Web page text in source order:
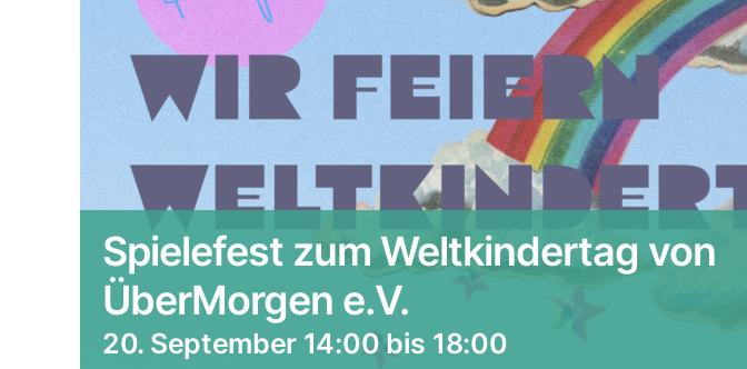
Spielefest zum Weltkindertag von
ÜberMorgen e.V.
20. September 14:00bis 18:00